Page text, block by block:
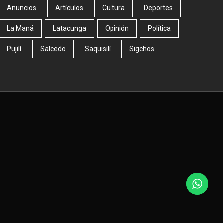
Anuncios Artículos Cultura Deportes
La Maná Latacunga Opinión Política
Pujilí Salcedo Saquisilí Sigchos